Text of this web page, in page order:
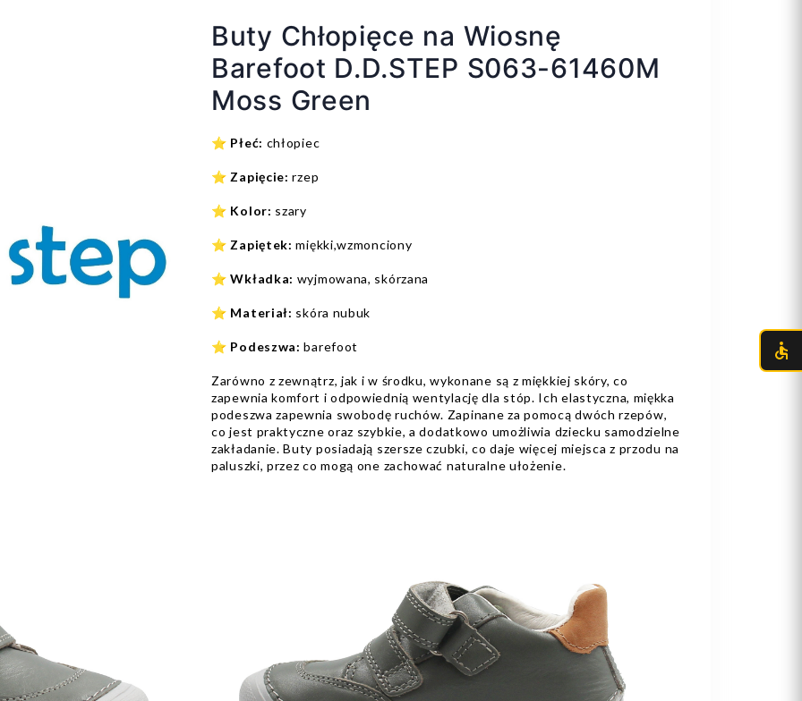
Buty Chłopięce na Wiosnę
Barefoot D.D.STEP S063-61460M
Moss Green
⭐ Płeć: chłopiec
⭐ Zapięcie:rzep
⭐ Kolor: szary
⭐ Zapiętek: miękki,wzmonciony
⭐ Wkładka: wyjmowana, skórzana
⭐ Materiał: skóra nubuk
⭐ Podeszwa:barefoot
Zarówno z zewnątrz, jak i w środku, wykonane są z miękkiej skóry, co
zapewnia komfort i odpowiednią wentylację dla stóp. Ich elastyczna, miękka
podeszwa zapewnia swobodę ruchów. Zapinane za pomocą dwóch rzepów,
co jest praktyczne oraz szybkie, a dodatkowo umożliwia dziecku samodzielne
zakładanie. Buty posiadają szersze czubki, co daje więcej miejsca z przodu na
paluszki, przez co mogą one zachować naturalne ułożenie.